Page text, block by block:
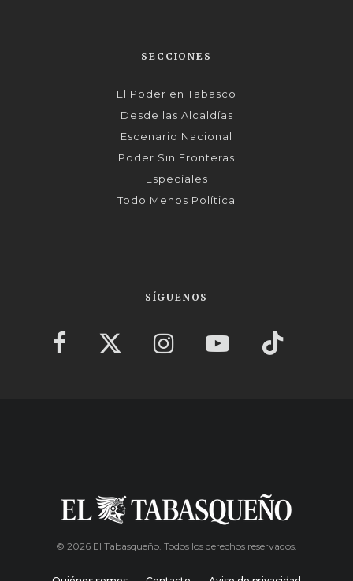
SECCIONES
El Poder en Tabasco
Desde las Alcaldías
Escenario Nacional
Poder Sin Fronteras
Especiales
Todo Menos Política
SÍGUENOS
© 2026 El Tabasqueño. Todos los derechos reservados.